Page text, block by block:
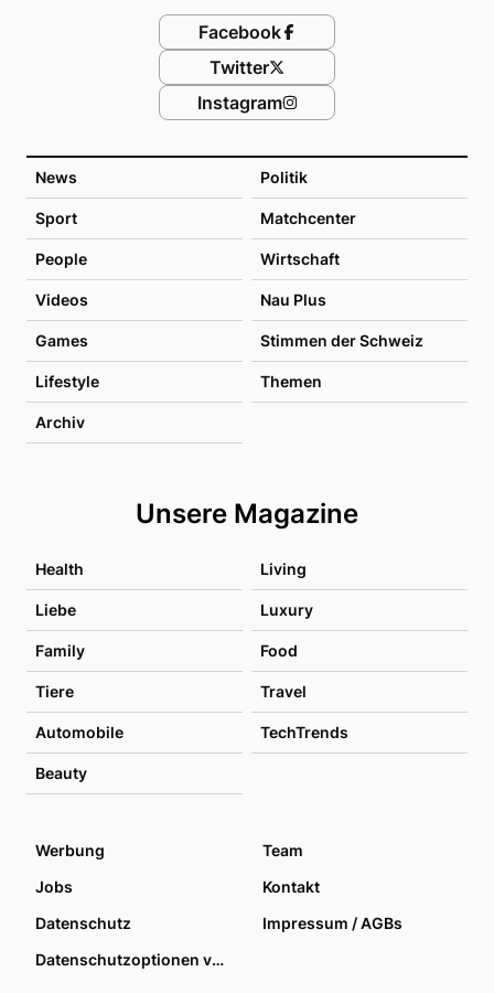
News Politik
Sport Matchcenter
People Wirtschaft
Videos Nau Plus
Games Stimmen der Schweiz
Lifestyle Themen
Archiv
Unsere Magazine
Health Living
Liebe Luxury
Family Food
Tiere Travel
Automobile TechTrends
Beauty
Facebook
Twitter
Instagram
Werbung
Team
Jobs
Kontakt
Datenschutz
Impressum / AGBs
Datenschutzoptionen verwalten